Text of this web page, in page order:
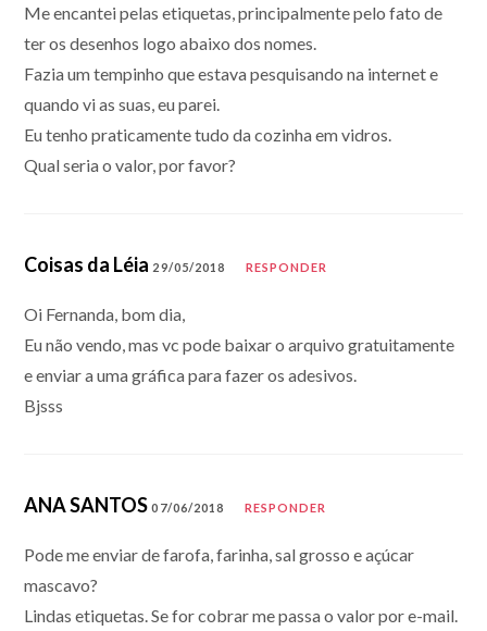
Me encantei pelas etiquetas, principalmente pelo fato de
ter os desenhos logo abaixo dos nomes.
Fazia um tempinho que estava pesquisando na internet e
quando vi as suas, eu parei.
Eu tenho praticamente tudo da cozinha em vidros.
Qual seria o valor, por favor?
Coisas da Léia 29/05/2018 RESPONDER
Oi Fernanda, bom dia,
Eu não vendo, mas vc pode baixar o arquivo gratuitamente
e enviar a uma gráfica para fazer os adesivos.
Bjsss
ANA SANTOS 07/06/2018 RESPONDER
Pode me enviar de farofa, farinha, sal grosso e açúcar
mascavo?
Lindas etiquetas. Se for cobrar me passa o valor por e-mail.